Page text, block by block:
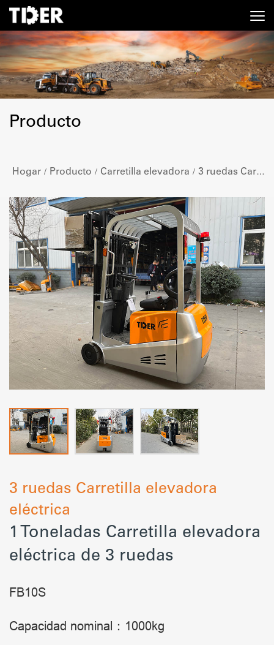
Producto
Hogar / Producto / Carretilla elevadora / 3 ruedas Carretilla elevadora eléctrica
3 ruedas Carretilla elevadora
eléctrica
1 Toneladas Carretilla elevadora
eléctrica de 3 ruedas
FB10S
Capacidad nominal：1000kg